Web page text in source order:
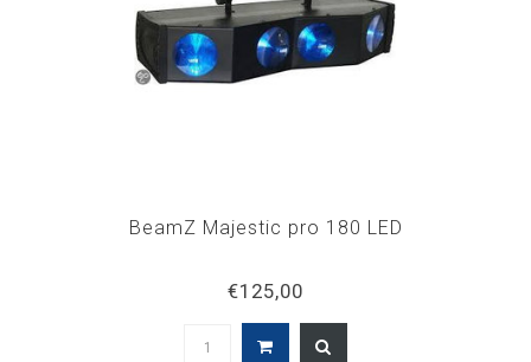
BeamZ Majestic pro 180 LED
€125,00